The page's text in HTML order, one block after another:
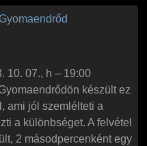
Gyomaendrőd
10. 07., h – 19:00
készült ez
ami jól szemlélteti a
a különbséget. A felvétel
2 másodpercenként egy